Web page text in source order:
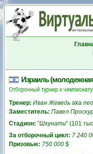
Израиль
Отборочный турнир к
Тренер: Иван Жеведь aka neo
Заместитель: Павел
Стадион: "Шхунати" (101
За отборочный цикл: 7 240
Призовые: 750 000 $